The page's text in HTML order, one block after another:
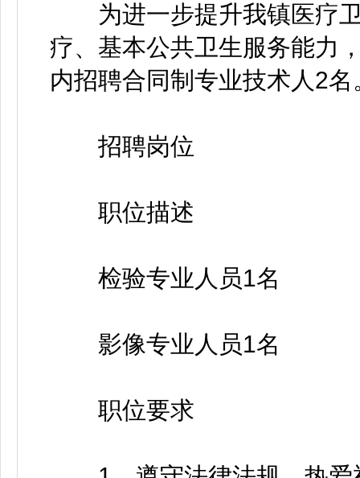
为进一步提升我镇医疗卫
疗、基本公共卫生服务能力
内招聘合同制专业技术人2
招聘岗位
职位描述
检验专业人员1名
影像专业人员1名
职位要求